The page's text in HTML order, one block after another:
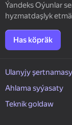
Ýandeks Oýunlar
hyzmatdaşlyk
Has köpräk
Ulanyjy
Ahlama syýasaty
Teknik goldaw